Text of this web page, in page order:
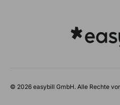
© 2026 easybill GmbH. Alle Rechte